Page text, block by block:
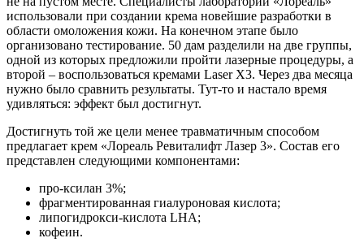
использовали при создании крема новейшие разработки в
области омоложения кожи. На конечном этапе было
организовано тестирование. 50 дам разделили на две группы,
одной из которых предложили пройти лазерные процедуры, а
второй – воспользоваться кремами Laser X3. Через два месяца
нужно было сравнить результаты. Тут-то и настало время
удивляться: эффект был достигнут.
Достигнуть той же цели менее травматичным способом
предлагает крем «Лореаль Ревиталифт Лазер 3». Состав его
представлен следующими компонентами:
про-ксилан 3%;
фрагментированная гиалуроновая кислота;
липогидрокси-кислота LHA;
кофеин.